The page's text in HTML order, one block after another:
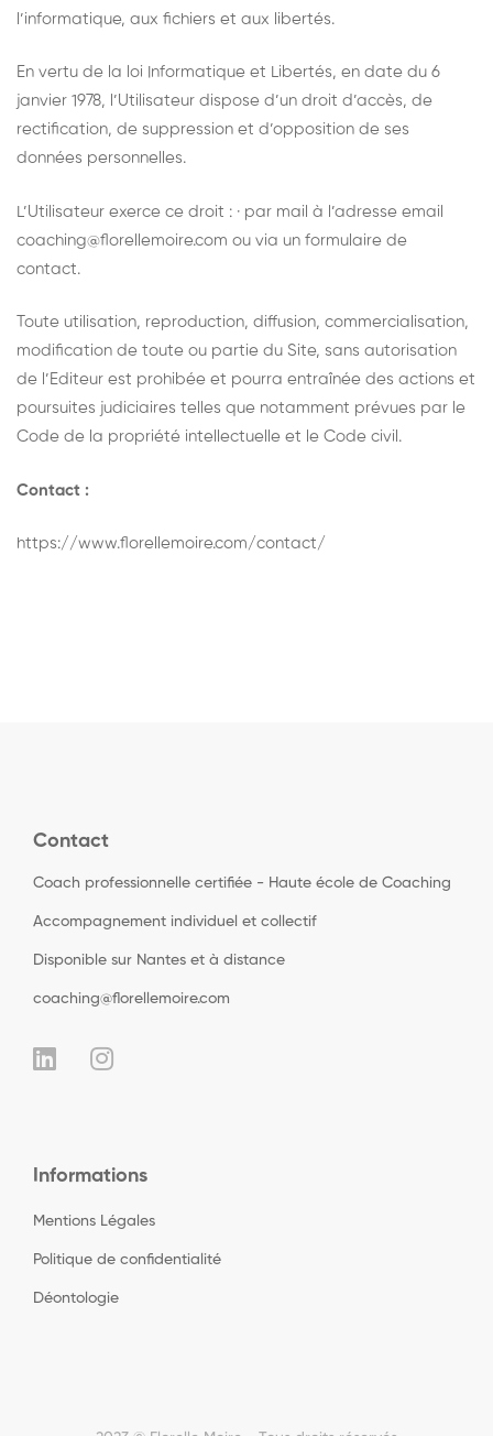
l’informatique, aux fichiers et aux libertés.
En vertu de la loi Informatique et Libertés, en date du 6
janvier 1978, l’Utilisateur dispose d’un droit d’accès, de
rectification, de suppression et d’opposition de ses
données personnelles.
L’Utilisateur exerce ce droit : · par mail à l’adresse email
coaching@florellemoire.com ou via un formulaire de
contact.
Toute utilisation, reproduction, diffusion, commercialisation,
modification de toute ou partie du Site, sans autorisation
de l’Editeur est prohibée et pourra entraînée des actions et
poursuites judiciaires telles que notamment prévues par le
Code de la propriété intellectuelle et le Code civil.
Contact :
https://www.florellemoire.com/contact/
Contact
Coach professionnelle certifiée - Haute école de Coaching
Accompagnement individuel et collectif
Disponible sur Nantes et à distance
coaching@florellemoire.com
Informations
Mentions Légales
Politique de confidentialité
Déontologie